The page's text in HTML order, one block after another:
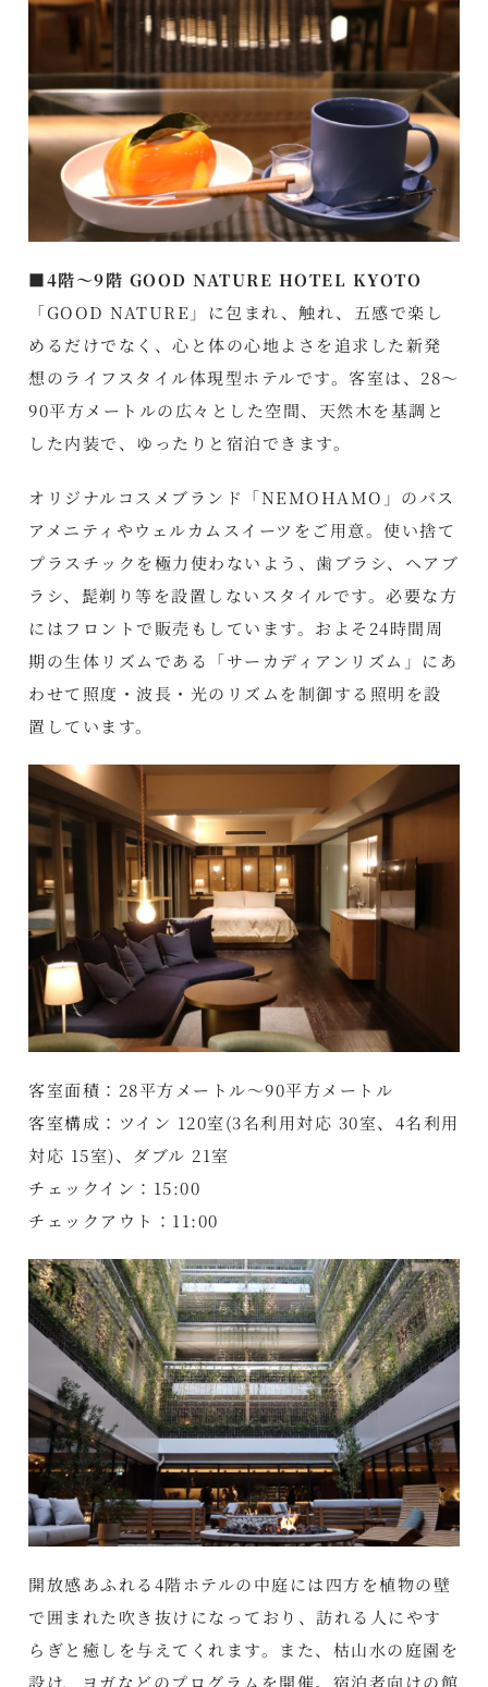
■4階～9階 GOOD NATURE HOTEL KYOTO
「GOOD NATURE」に包まれ、触れ、五感で楽し
めるだけでなく、心と体の心地よさを追求した新発
想のライフスタイル体現型ホテルです。客室は、28～
90平方メートルの広々とした空間、天然木を基調と
した内装で、ゆったりと宿泊できます。
オリジナルコスメブランド「NEMOHAMO」のバス
アメニティやウェルカムスイーツをご用意。使い捨て
プラスチックを極力使わないよう、歯ブラシ、ヘアブ
ラシ、髭剃り等を設置しないスタイルです。必要な方
にはフロントで販売もしています。およそ24時間周
期の生体リズムである「サーカディアンリズム」にあ
わせて照度・波長・光のリズムを制御する照明を設
置しています。
客室面積：28平方メートル～90平方メートル
客室構成：ツイン 120室(3名利用対応 30室、4名利用
対応 15室)、ダブル 21室
チェックイン：15:00
チェックアウト：11:00
開放感あふれる4階ホテルの中庭には四方を植物の壁
で囲まれた吹き抜けになっており、訪れる人にやす
らぎと癒しを与えてくれます。また、枯山水の庭園を
設け、ヨガなどのプログラムを開催。宿泊者向けの館